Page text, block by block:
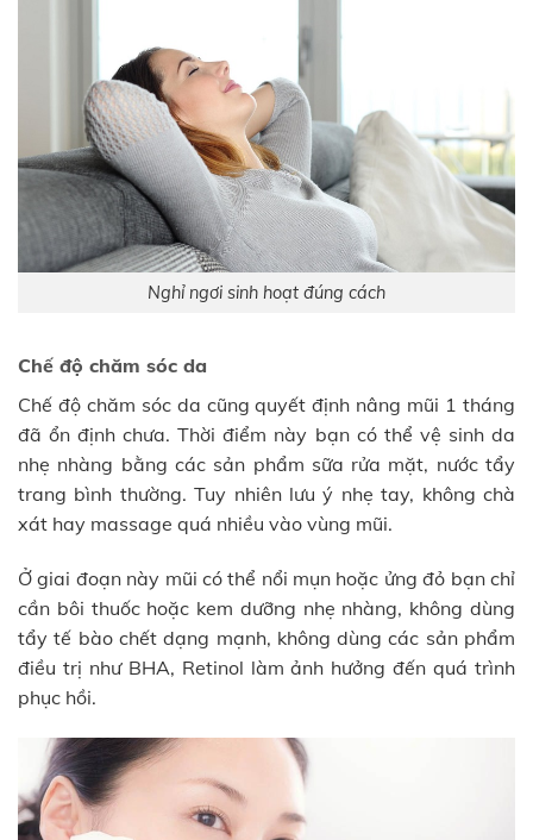
Nghỉ ngơi sinh hoạt đúng cách
Chế độ chăm sóc da
Chế độ chăm sóc da cũng quyết định nâng mũi 1 tháng
đã ổn định chưa. Thời điểm này bạn có thể vệ sinh da
nhẹ nhàng bằng các sản phẩm sữa rửa mặt, nước tẩy
trang bình thường. Tuy nhiên lưu ý nhẹ tay, không chà
xát hay massage quá nhiều vào vùng mũi.
Ở giai đoạn này mũi có thể nổi mụn hoặc ửng đỏ bạn chỉ
cần bôi thuốc hoặc kem dưỡng nhẹ nhàng, không dùng
tẩy tế bào chết dạng mạnh, không dùng các sản phẩm
điều trị như BHA, Retinol làm ảnh hưởng đến quá trình
phục hồi.